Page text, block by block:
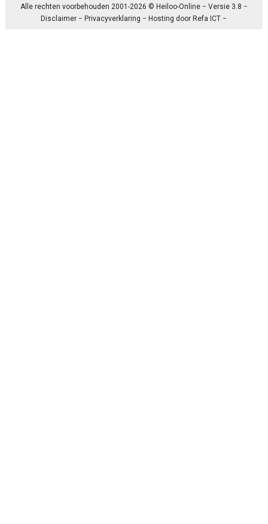
Alle rechten voorbehouden 2001-2026 © Heiloo-Online − Versie 3.8 −
Disclaimer −Privacyverklaring − Hosting doorRefa ICT −